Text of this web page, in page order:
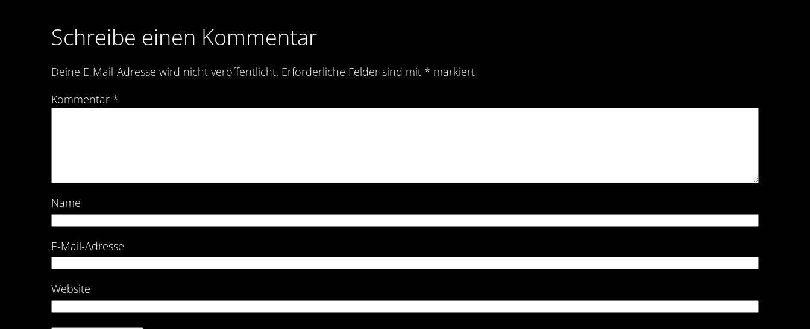
Schreibe einen Kommentar
Deine E-Mail-Adresse wird nicht veröffentlicht. Erforderliche Felder sind mit * markiert
Kommentar *
Name
E-Mail-Adresse
Website